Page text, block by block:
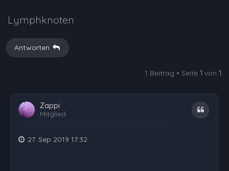
Lymphknoten
Antworten
1 Beitrag • Seite 1 von 1
Zappi
Mitglied
Zitat
27. Sep 2019 17:32